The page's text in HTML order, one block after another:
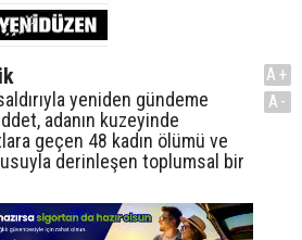
yeniden gündeme
adanın kuzeyinde
geçen 48 kadın ölümü ve
derinleşen toplumsal bir
A+
A-